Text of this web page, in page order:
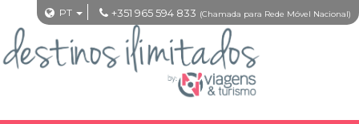
PT +351 965 594 833 (Chamada para Rede Móvel Nacional)